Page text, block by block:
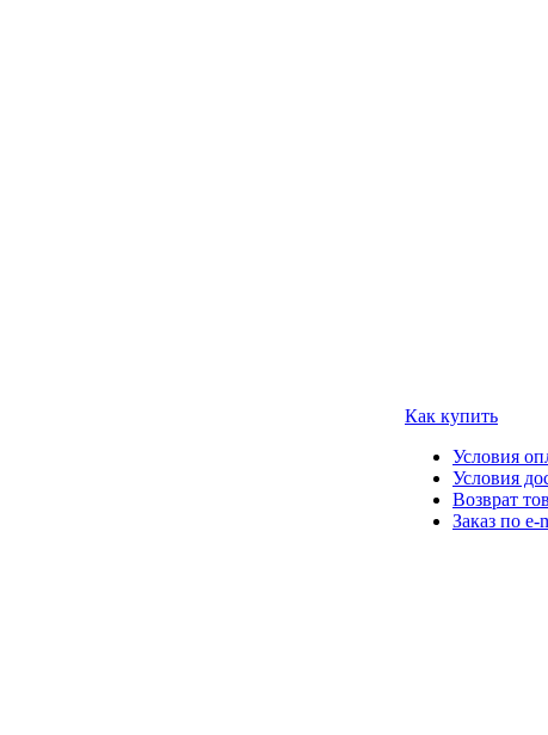
Как купить
Условия
Условия
Возврат
Заказ по e-